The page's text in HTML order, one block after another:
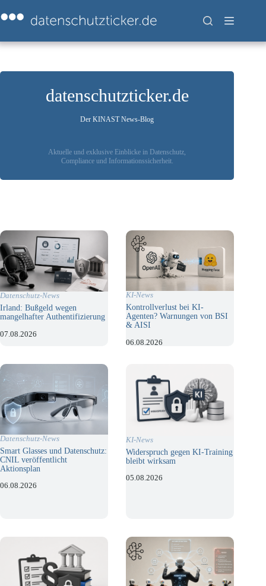
Inhalt
springen
datenschutzticker.de
Der KINAST News-Blog
Aktuelle und exklusive Einblicke in Datenschutz,
Compliance und Informationssicherheit.
Datenschutz-News
Irland: Bußgeld wegen
mangelhafter Authentifizierung
07.08.2026
KI-News
Kontrollverlust bei KI-
Agenten? Warnungen von BSI
& AISI
06.08.2026
Datenschutz-News
Smart Glasses und Datenschutz:
CNIL veröffentlicht
Aktionsplan
06.08.2026
KI-News
Widerspruch gegen KI-Training
bleibt wirksam
05.08.2026